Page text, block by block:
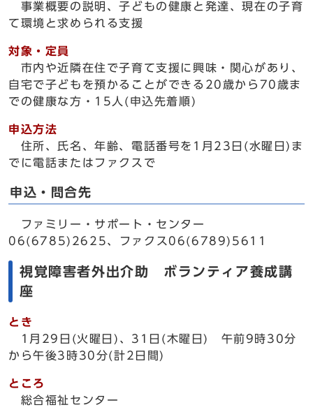
事業概要の説明、子どもの健康と発達、現在の子育
て環境と求められる支援
対象・定員
市内や近隣在住で子育て支援に興味・関心があり、
自宅で子どもを預かることができる20歳から70歳ま
での健康な方・15人(申込先着順)
申込方法
住所、氏名、年齢、電話番号を1月23日(水曜日)ま
でに電話またはファクスで
申込・問合先
ファミリー・サポート・センター
06(6785)2625、ファクス06(6789)5611
視覚障害者外出介助 ボランティア養成講
座
とき
1月29日(火曜日)、31日(木曜日) 午前9時30分
から午後3時30分(計2日間)
ところ
総合福祉センター